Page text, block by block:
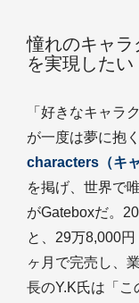
憧れのキャ
を実現したい
「好きなキャラ
が一度は夢に抱
characters（キ
を掲げ、世界で
がGateboxだ。
と、29万8,000
ヶ月で完売し、
長のY.K氏は「